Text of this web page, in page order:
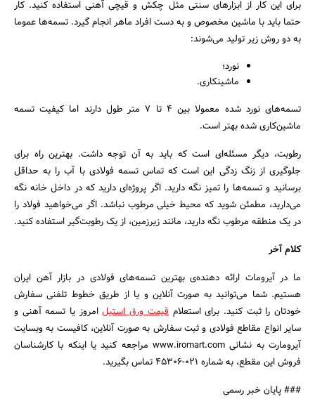
برای این کار از ابزارهای سنتی مثل چکش و قیچی آهنی استفاده کنید. کار
حتما باید با ماشین مخصوص و به دست افراد ماهر انجام گیرد. تسمه‌ها عموما
به دو روش زیر تولید می‌شوند:
نورد؛
ماشینکاری.
تسمه‌های نورد‌ شده معمولا بین 4 تا 7 متر طول دارند اما کیفیت تسمه
ماشین‌کاری شده بهتر است.
رطوبت، دیگر مسئله‌ای است که باید به آن توجه داشت. بهترین راه برای
جلوگیری از زنگ زدگی این است که تماس تسمه فولادی با آب را به حداقل
برسانید و تسمه‌ها را تمیز نگه دارید. اگر پروژه‌ای دارید که در داخل خانه نگه
می‌دارید، مطمئن شوید که محیط خیلی مرطوب نباشد. اگر می‌خواهید فولاد را
در یک منطقه مرطوب نگه دارید، مانند زیرزمین، از یک رطوبت‌گیر استفاده کنید.
کلام آخر
ما در آیرومات ارائه دهنده‌ی بهترین تسمه‌های فولادی در بازار آهن ایران
هستیم. شما می‌توانید به صورت آنلاین و یا از طریق خطوط تلفنی سفارش
خودتان را ثبت کنید. برای استعلامقیمت ورق استیلامروز یا تسمه آهنی و
سایر انواع مقاطع فولادی و ثبت سفارش به صورت آنلاین، کافیست به وبسایت
آیرومارت به نشانی www.iromart.com مراجعه کنید یا اینکه با کارشناسان
فروش این مقطع، به شماره 021-45306 تماس بگیرید.
### پایان خبر رسمی